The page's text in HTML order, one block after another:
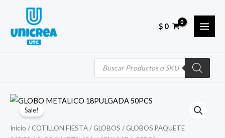
content
$0
Búsqueda
Sale!
Inicio / COTILLON FIESTA/ GLOBOS / GLOBOS PAQUETE
El
precio
El
precio